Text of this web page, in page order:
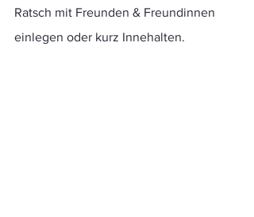
Ratsch mit Freunden & Freundinnen
einlegen oder kurz Innehalten.